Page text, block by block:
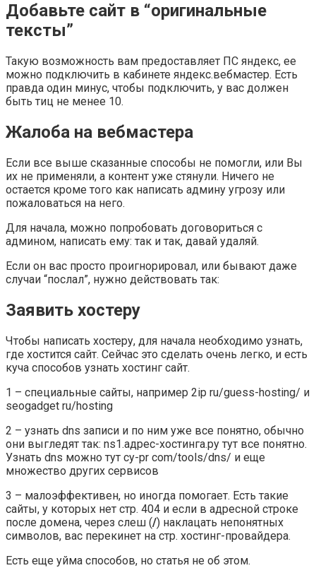
Добавьте сайт в “оригинальные
тексты”
Такую возможность вам предоставляет ПС яндекс, ее
можно подключить в кабинете яндекс.вебмастер. Есть
правда один минус, чтобы подключить, у вас должен
быть тиц не менее 10.
Жалоба на вебмастера
Если все выше сказанные способы не помогли, или Вы
их не применяли, а контент уже стянули. Ничего не
остается кроме того как написать админу угрозу или
пожаловаться на него.
Для начала, можно попробовать договориться с
админом, написать ему: так и так, давай удаляй.
Если он вас просто проигнорировал, или бывают даже
случаи “послал”, нужно действовать так:
Заявить хостеру
Чтобы написать хостеру, для начала необходимо узнать,
где хостится сайт. Сейчас это сделать очень легко, и есть
куча способов узнать хостинг сайт.
1 – специальные сайты, например 2ip ru/guess-hosting/ и
seogadget ru/hosting
2 – узнать dns записи и по ним уже все понятно, обычно
они выгледят так: ns1.адрес-хостинга.ру тут все понятно.
Узнать dns можно тут cy-pr com/tools/dns/ и еще
множество других сервисов
3 – малоэффективен, но иногда помогает. Есть такие
сайты, у которых нет стр. 404 и если в адресной строке
после домена, через слеш (/) наклацать непонятных
символов, вас перекинет на стр. хостинг-провайдера.
Есть еще уйма способов, но статья не об этом.